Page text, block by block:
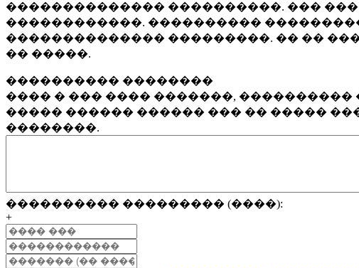
�������������� ����������. ���
������������. ����������
�������������� ���������. �� ��
�� �����.
���������� ��������
���� � ��� ���� �������,
����� ������ ������ ��� �� �����
��������.
���������� ��������� (����):
+